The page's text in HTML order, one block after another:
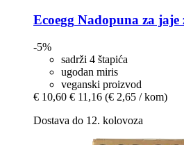
Ecoegg Nadopuna za jaje
-5%
sadrži 4 štapića
ugodan miris
veganski proizvod
€ 10,60 € 11,16 (€ 2,65 / kom)
Dostava do 12. kolovoza